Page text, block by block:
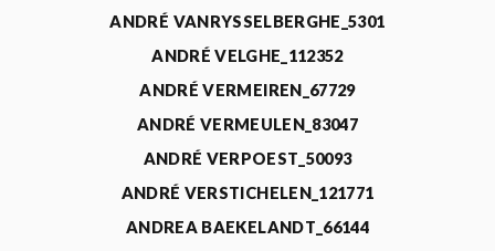
ANDRÉ VANRYSSELBERGHE_5301
ANDRÉ VELGHE_112352
ANDRÉ VERMEIREN_67729
ANDRÉ VERMEULEN_83047
ANDRÉ VERPOEST_50093
ANDRÉ VERSTICHELEN_121771
ANDREA BAEKELANDT_66144